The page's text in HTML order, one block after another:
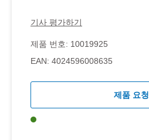
기사 평가하기
제품 번호: 10019925
EAN: 4024596008635
제품 요청